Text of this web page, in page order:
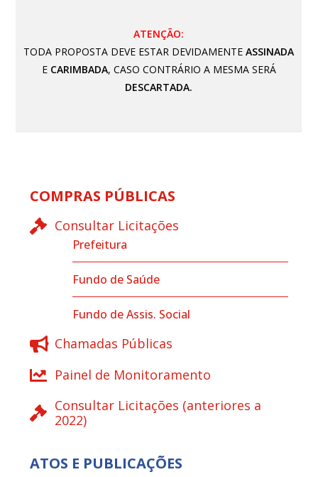
ATENÇÃO:
TODA PROPOSTA DEVE ESTAR DEVIDAMENTEASSINADA
E CARIMBADA, CASO CONTRÁRIO A MESMA SERÁ
DESCARTADA.
COMPRAS PÚBLICAS
Consultar Licitações
Prefeitura
Fundo de Saúde
Fundo de Assis. Social
Chamadas Públicas
Painel de Monitoramento
Consultar Licitações (anteriores a
2022)
ATOS E PUBLICAÇÕES